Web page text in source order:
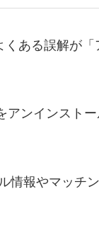
くある誤解が
アンインスト
情報やマッチ